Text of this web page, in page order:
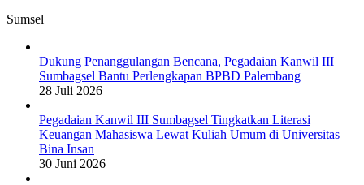
Sumsel
Dukung Penanggulangan Bencana, Pegadaian Kanwil III
Sumbagsel Bantu Perlengkapan BPBD Palembang
28 Juli 2026
Pegadaian Kanwil III Sumbagsel Tingkatkan Literasi
Keuangan Mahasiswa Lewat Kuliah Umum di Universitas
Bina Insan
30 Juni 2026